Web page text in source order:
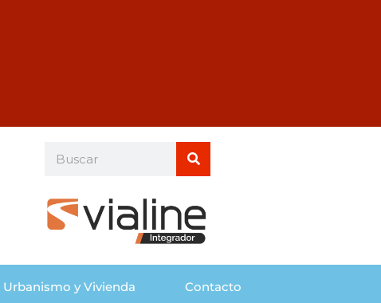
Buscar Buscar
Urbanismo y Vivienda Contacto